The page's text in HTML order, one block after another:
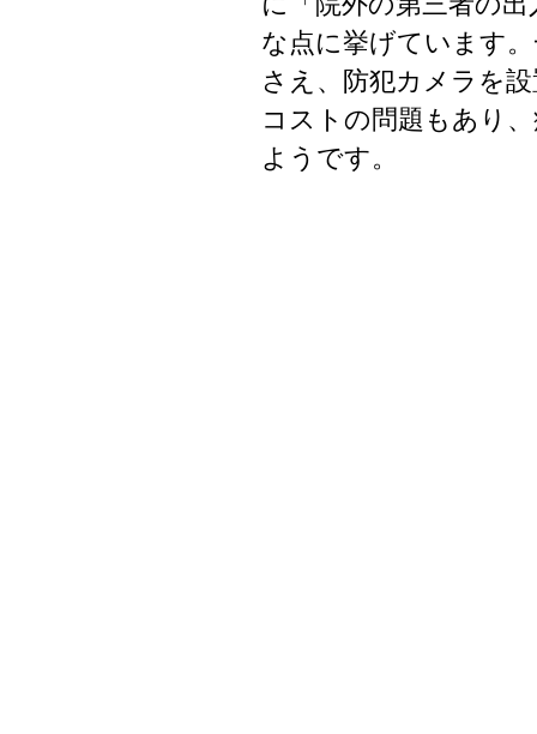
な点に挙げています
さえ、防犯カメラを
コストの問題もあり
ようです。